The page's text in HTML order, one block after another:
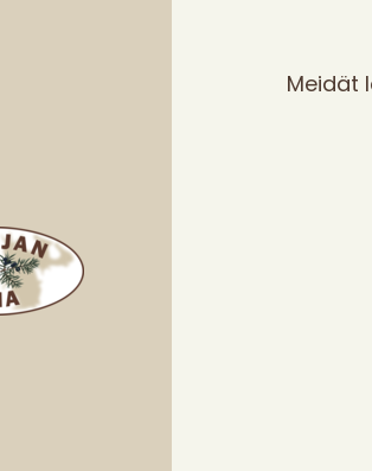
Meidät